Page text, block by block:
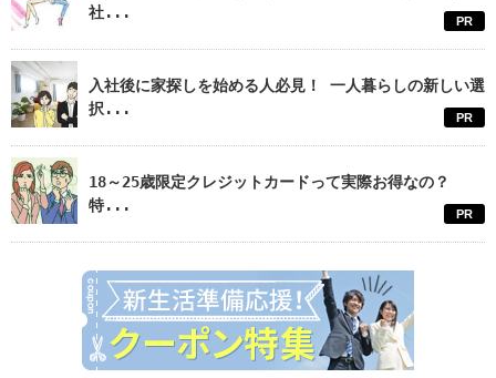
社...
PR
入社後に家探しを始める人必見！ 一人暮らしの新しい選
択...
PR
18～25歳限定クレジットカードって実際お得なの？
特...
PR